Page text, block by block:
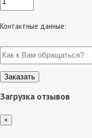
Контактные данные:
Загрузка отзывов
×